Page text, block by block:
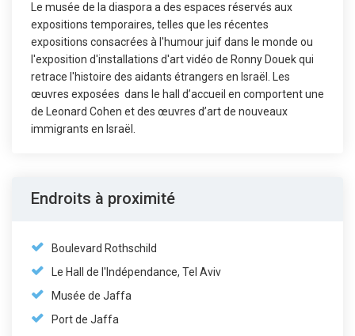
Le musée de la diaspora a des espaces réservés aux
expositions temporaires, telles que les récentes
expositions consacrées à l'humour juif dans le monde ou
l'exposition d'installations d'art vidéo de Ronny Douek qui
retrace l'histoire des aidants étrangers en Israël. Les
œuvres exposées dans le hall d’accueil en comportent une
de Leonard Cohen et des œuvres d’art de nouveaux
immigrants en Israël.
Endroits à proximité
Boulevard Rothschild
Le Hall de l'Indépendance, Tel Aviv
Musée de Jaffa
Port de Jaffa